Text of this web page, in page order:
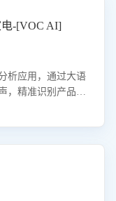
-[VOC AI]
析应用，通过大语
，精准识别产品质
代，从根本上降低